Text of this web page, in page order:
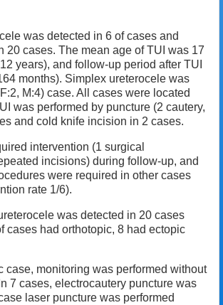
was detected in 6 of cases and
20 cases. The mean age of TUI was 17
years), and follow-up period after TUI
months). Simplex ureterocele was
M:4) case. All cases were located
was performed by puncture (2 cautery,
and cold knife incision in 2 cases.
intervention (1 surgical
incisions) during follow-up, and
were required in other cases
rate 1/6).
was detected in 20 cases
cases had orthotopic, 8 had ectopic
case, monitoring was performed without
7 cases, electrocautery puncture was
laser puncture was performed